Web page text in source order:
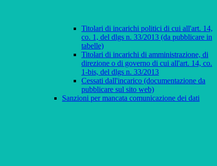
Titolari di incarichi politici di cui all'art. 14,
co. 1, del dlgs n. 33/2013 (da pubblicare in
tabelle)
Titolari di incarichi di amministrazione, di
direzione o di governo di cui all'art. 14, co.
1-bis, del dlgs n. 33/2013
Cessati dall'incarico (documentazione da
pubblicare sul sito web)
Sanzioni per mancata comunicazione dei dati